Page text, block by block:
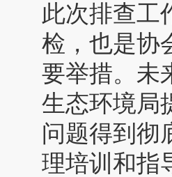
此次排查工
检，也是协
要举措。未
生态环境局
问题得到彻
理培训和指